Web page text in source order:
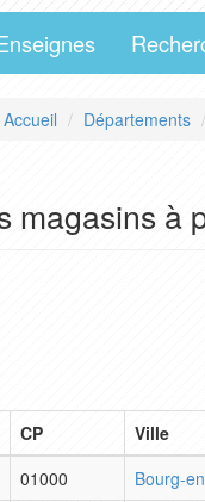
Accueil Départements
magasins à
CP Ville
01000 Bourg-